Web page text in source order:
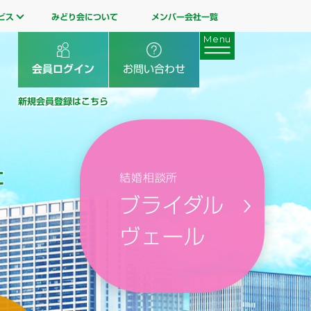
ス みどり会について メンバー会社一覧
会員ログイン
新規会員登録はこちら
お問い合わせ
結婚相談所
ブライダル
ヴェール